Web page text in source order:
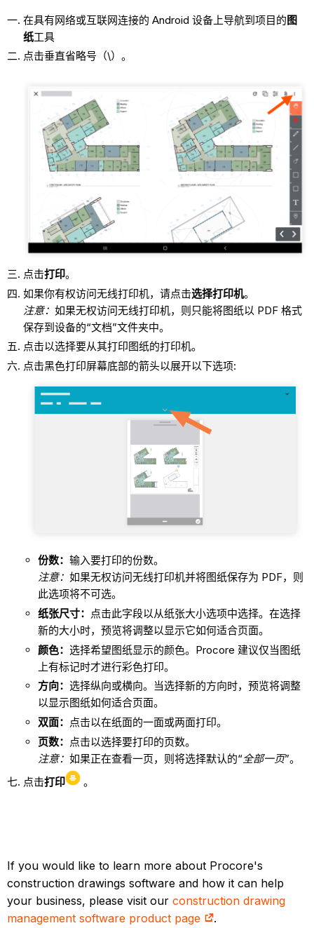
在具有网络或互联网连接的 Android 设备上导航到项目的图
纸工具
点击垂直省略号（\）。
点击打印。
如果你有权访问无线打印机，请点击选择打印机。
注意： 如果无权访问无线打印机，则只能将图纸以 PDF 格式
保存到设备的“文档”文件夹中。
点击以选择要从其打印图纸的打印机。
点击黑色打印屏幕底部的箭头以展开以下选项:
份数： 输入要打印的份数。
注意： 如果无权访问无线打印机并将图纸保存为 PDF，则
此选项将不可选。
纸张尺寸： 点击此字段以从纸张大小选项中选择。在选择
新的大小时，预览将调整以显示它如何适合页面。
颜色： 选择希望图纸显示的颜色。Procore 建议仅当图纸
上有标记时才进行彩色打印。
方向： 选择纵向或横向。当选择新的方向时，预览将调整
以显示图纸如何适合页面。
双面： 点击以在纸面的一面或两面打印。
页数： 点击以选择要打印的页数。
注意： 如果正在查看一页，则将选择默认的“全部一页”。
点击打印 。
If you would like to learn more about Procore's
construction drawings software and how it can help
your business, please visit ourconstruction drawing
management software product page
.